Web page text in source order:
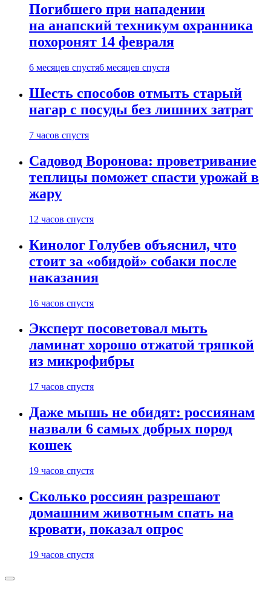
Погибшего при нападении
на анапский техникум охранника
похоронят 14 февраля
6 месяцев спустя6 месяцев спустя
Шесть способов отмыть старый
нагар с посуды без лишних затрат
7 часов спустя
Садовод Воронова: проветривание
теплицы поможет спасти урожай в
жару
12 часов спустя
Кинолог Голубев объяснил, что
стоит за «обидой» собаки после
наказания
16 часов спустя
Эксперт посоветовал мыть
ламинат хорошо отжатой тряпкой
из микрофибры
17 часов спустя
Даже мышь не обидят: россиянам
назвали 6 самых добрых пород
кошек
19 часов спустя
Сколько россиян разрешают
домашним животным спать на
кровати, показал опрос
19 часов спустя